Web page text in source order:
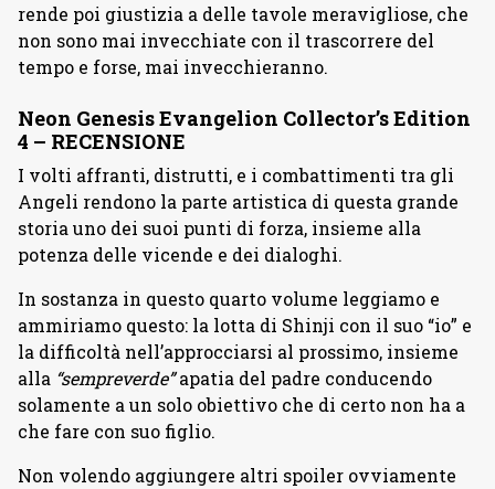
rende poi giustizia a delle tavole meravigliose, che
non sono mai invecchiate con il trascorrere del
tempo e forse, mai invecchieranno.
Neon Genesis Evangelion Collector’s Edition
4 – RECENSIONE
I volti affranti, distrutti, e i combattimenti tra gli
Angeli rendono la parte artistica di questa grande
storia uno dei suoi punti di forza, insieme alla
potenza delle vicende e dei dialoghi.
In sostanza in questo quarto volume leggiamo e
ammiriamo questo: la lotta di Shinji con il suo “io” e
la difficoltà nell’approcciarsi al prossimo, insieme
alla “sempreverde”apatia del padre conducendo
solamente a un solo obiettivo che di certo non ha a
che fare con suo figlio.
Non volendo aggiungere altri spoiler ovviamente